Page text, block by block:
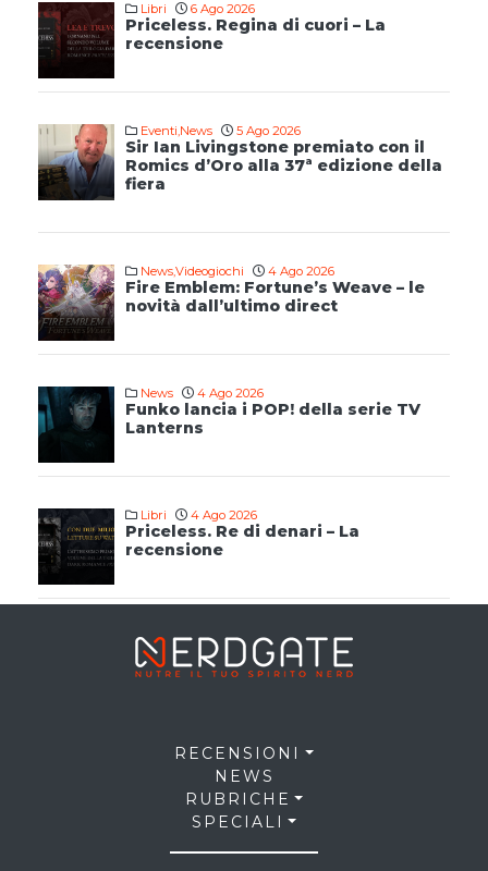
Libri 6 Ago 2026
Priceless. Regina di cuori – La
recensione
Eventi,News 5 Ago 2026
Sir Ian Livingstone premiato con il
Romics d’Oro alla 37ª edizione della
fiera
News,Videogiochi 4 Ago 2026
Fire Emblem: Fortune’s Weave – le
novità dall’ultimo direct
News 4 Ago 2026
Funko lancia i POP! della serie TV
Lanterns
Libri 4 Ago 2026
Priceless. Re di denari – La
recensione
RECENSIONI
NEWS
RUBRICHE
SPECIALI